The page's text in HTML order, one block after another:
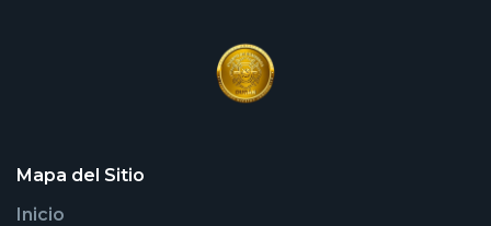
Mapa del Sitio
Inicio